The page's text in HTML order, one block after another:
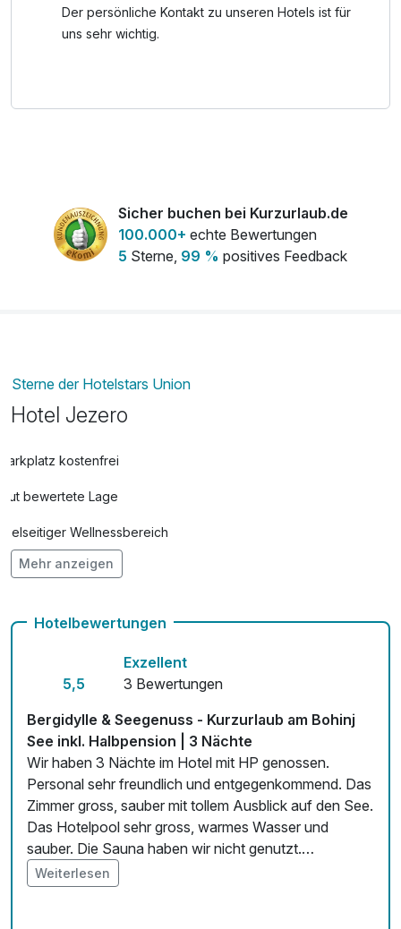
Der persönliche Kontakt zu unseren Hotels ist für
uns sehr wichtig.
Sicher buchen bei Kurzurlaub.de
100.000+ echte Bewertungen
5 Sterne, 99 % positives Feedback
Sterne der Hotelstars Union
Hotel Jezero
Parkplatz kostenfrei
Gut bewertete Lage
Vielseitiger Wellnessbereich
Hunde im Hotel nicht erlaubt
Kostenloses W-LAN
Zimmerservice verfügbar
Mit Hotelbar
Mehr anzeigen
Hotelbewertungen
5,5
Exzellent
3 Bewertungen
Bergidylle & Seegenuss - Kurzurlaub am Bohinj
See inkl. Halbpension | 3 Nächte
Wir haben 3 Nächte im Hotel mit HP genossen.
Personal sehr freundlich und entgegenkommend. Das
Zimmer gross, sauber mit tollem Ausblick auf den See.
Das Hotelpool sehr gross, warmes Wasser und
sauber. Die Sauna haben wir nicht genutzt.
Frühstück- und Abendessen in Buffetform war sehr
umfangreich und gut. Für ein 4 Sterne Hotel hätten
Weiterlesen